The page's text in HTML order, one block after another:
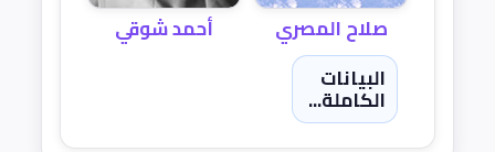
صلاح المصري
أحمد شوقي
البيانات
الكاملة...